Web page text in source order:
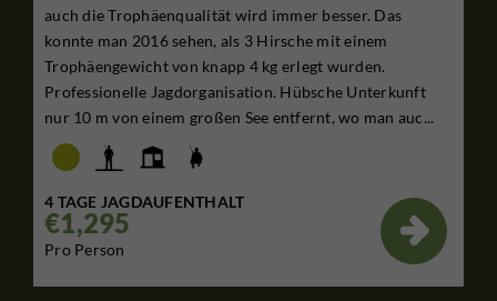
auch die Trophäenqualität wird immer besser. Das
konnte man 2016 sehen, als 3 Hirsche mit einem
Trophäengewicht von knapp 4 kg erlegt wurden.
Professionelle Jagdorganisation. Hübsche Unterkunft
nur 10 m von einem großen See entfernt, wo man auc...
4 TAGE JAGDAUFENTHALT
€1,295
Pro Person
